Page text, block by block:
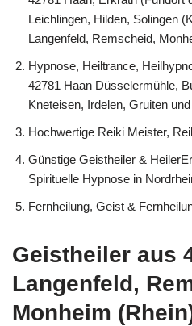
Leichlingen, Hilden, Solingen
Langenfeld, Remscheid,
Hypnose, Heiltrance,
42781 Haan Düsselermühle,
Kneteisen, Irdelen, Gruiten
Hochwertige Reiki Meister,
Günstige Geistheiler &
Spirituelle Hypnose in
Fernheilung, Geist &
Geistheiler aus
Langenfeld,
Monheim